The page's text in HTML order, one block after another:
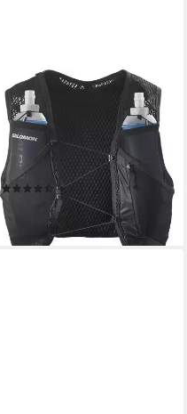
SALOMON
Trinkrucksack ACTIVE SKIN
4, Rucksack und Laufweste in
einem, mit Trinksystem
inklusive
(6)
99,99 €
lieferbar - in 1-2 Werktagen bei dir